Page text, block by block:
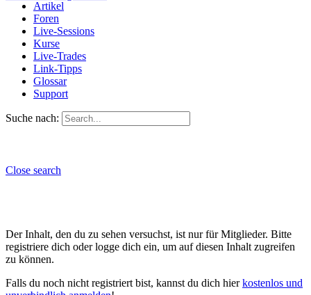
Artikel
Foren
Live-Sessions
Kurse
Live-Trades
Link-Tipps
Glossar
Support
Suche nach:
Close search
Der Inhalt, den du zu sehen versuchst, ist nur für Mitglieder. Bitte
registriere dich oder logge dich ein, um auf diesen Inhalt zugreifen
zu können.
Falls du noch nicht registriert bist, kannst du dich hierkostenlos und